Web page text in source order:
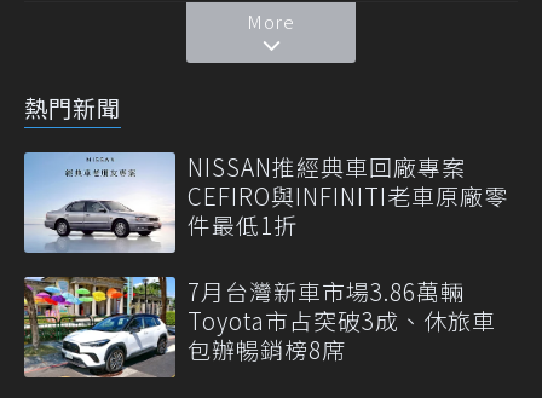
More
熱門新聞
NISSAN推經典車回廠專案
CEFIRO與INFINITI老車原廠零
件最低1折
7月台灣新車市場3.86萬輛
Toyota市占突破3成、休旅車
包辦暢銷榜8席